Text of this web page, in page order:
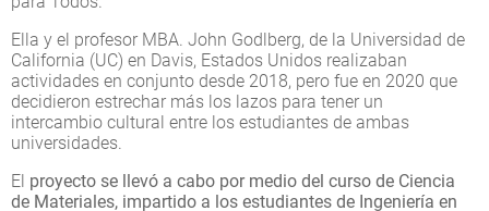
Ella y el profesor MBA. John Godlberg, de la Universidad de
California (UC) en Davis, Estados Unidos realizaban
actividades en conjunto desde 2018, pero fue en 2020 que
decidieron estrechar más los lazos para tener un
intercambio cultural entre los estudiantes de ambas
universidades.
El proyecto se llevó a cabo por medio del curso de Ciencia
de Materiales, impartido a los estudiantes de Ingeniería en